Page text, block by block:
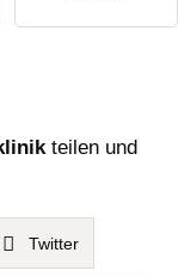
teilen und
Twitter